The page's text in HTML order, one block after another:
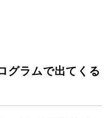
グラムで出てくる